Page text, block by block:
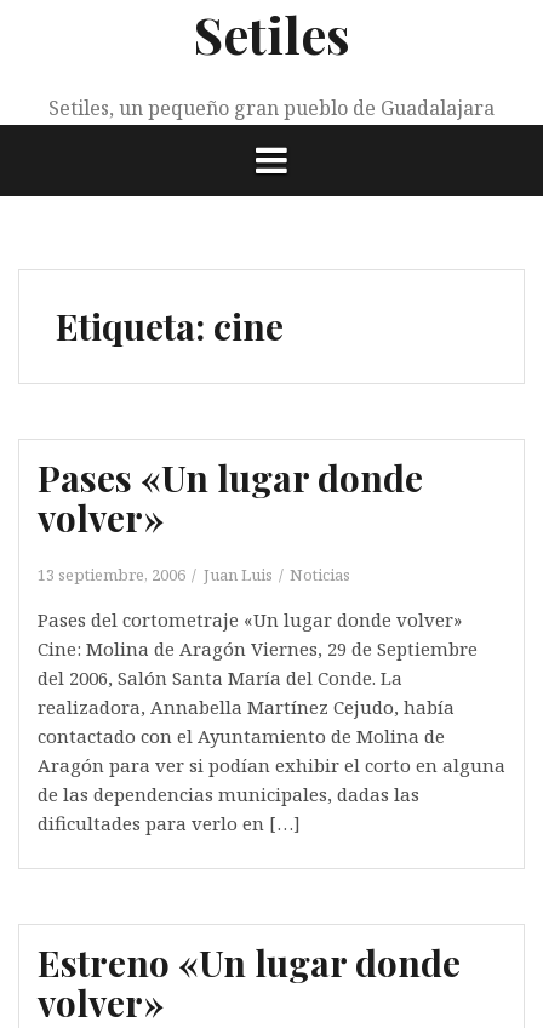
Setiles
Setiles, un pequeño gran pueblo de Guadalajara
Etiqueta: cine
Pases «Un lugar donde
volver»
13 septiembre, 2006 Juan Luis Noticias
Pases del cortometraje «Un lugar donde volver»
Cine: Molina de Aragón Viernes, 29 de Septiembre
del 2006, Salón Santa María del Conde. La
realizadora, Annabella Martínez Cejudo, había
contactado con el Ayuntamiento de Molina de
Aragón para ver si podían exhibir el corto en alguna
de las dependencias municipales, dadas las
dificultades para verlo en […]
Estreno «Un lugar donde
volver»